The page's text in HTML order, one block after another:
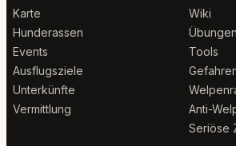
Karte
Hunderassen
Events
Ausflugsziele
Unterkünfte
Vermittlung
Wiki
Übungen
Tools
Anti-
Seriöse